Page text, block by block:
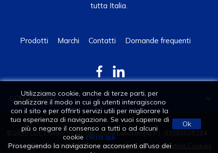
tutta Italia.
Prodotti Marchi Contatti Domande frequenti
CONSORZIATE 
Utilizziamo cookie, anche di terze parti, per
analizzare il modo in cui gli utenti interagiscono
con il sito e per offrirti servizi utili per migliorare la
tua esperienza di navigazione. Se vuoi saperne di
più o negare il consenso a tutti o ad alcuni
cookie clicca qui.
Proseguendo la navigazione acconsenti all'uso dei
Ok
©2025 CDL Consorzio Distribuzione Laboratorio P.I.: 03265500284 -
R.E.A. di Padova N. 295249Informativa Privacy-Informativa Cookies